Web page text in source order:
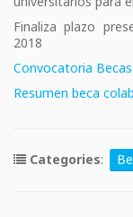
Finaliza plazo
2018
Convocatoria
Resumen beca
Categories: